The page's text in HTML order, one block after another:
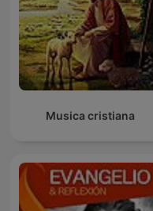
Musica cristiana